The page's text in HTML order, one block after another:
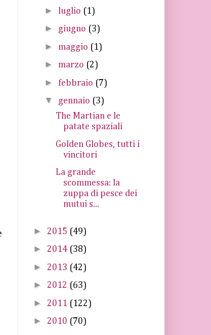
► luglio (1)
► giugno (3)
► maggio (1)
► marzo (2)
► febbraio (7)
▼ gennaio (3)
The Martian e le
patate spaziali
Golden Globes, tutti i
vincitori
La grande
scommessa: la
zuppa di pesce dei
mutui s...
► 2015 (49)
► 2014 (38)
► 2013 (42)
► 2012 (63)
► 2011 (122)
► 2010 (70)